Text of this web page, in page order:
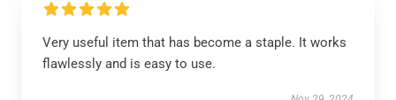
Very useful item that has become a staple. It works
flawlessly and is easy to use.